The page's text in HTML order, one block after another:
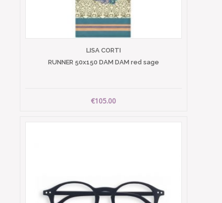
LISA CORTI
RUNNER 50x150 DAM DAM red sage
€105.00